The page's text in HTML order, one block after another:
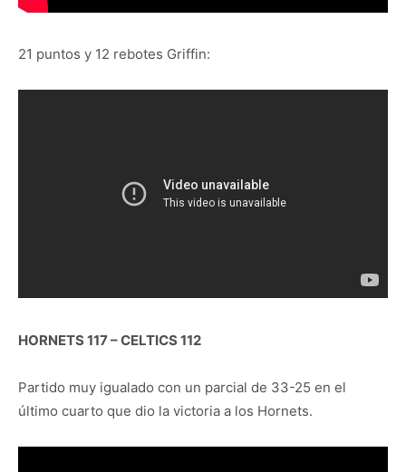
21 puntos y 12 rebotes Griffin:
HORNETS 117 – CELTICS 112
Partido muy igualado con un parcial de 33-25 en el
último cuarto que dio la victoria a los Hornets.